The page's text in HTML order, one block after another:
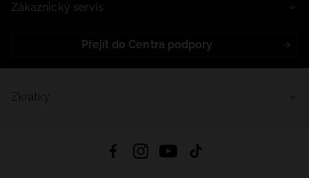
Zákaznický servis
Přejít do Centra podpory